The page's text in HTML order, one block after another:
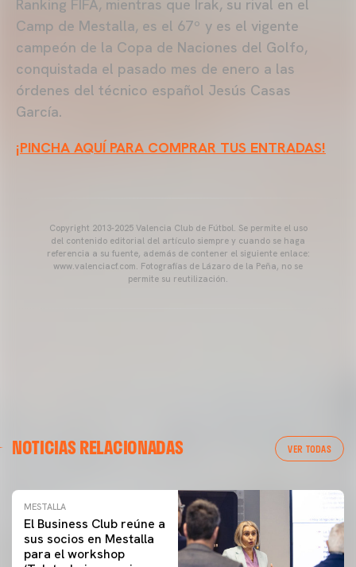
Ranking FIFA, mientras que Irak, su rival en el
Camp de Mestalla, es el 67º y es el vigente
campeón de la Copa de Naciones del Golfo,
conquistada el pasado mes de enero a las
órdenes del técnico español Jesús Casas
García.
¡PINCHA AQUÍ PARA COMPRAR TUS ENTRADAS!
Copyright 2013-2025 Valencia Club de Fútbol. Se permite el uso
del contenido editorial del artículo siempre y cuando se haga
referencia a su fuente, además de contener el siguiente enlace:
www.valenciacf.com. Fotografías de Lázaro de la Peña, no se
permite su reutilización.
NOTICIAS RELACIONADAS VER TODAS
MESTALLA
El Business Club reúne a
sus socios en Mestalla
para el workshop